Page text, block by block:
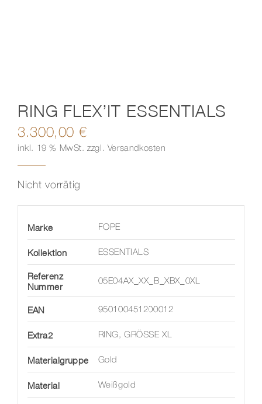
RING FLEX’IT ESSENTIALS
3.300,00 €
inkl. 19 % MwSt. zzgl. Versandkosten
Nicht vorrätig
Marke FOPE
Kollektion ESSENTIALS
Referenz
Nummer
05E04AX_XX_B_XBX_0XL
EAN 950100451200012
Extra2 RING, GRÖSSE XL
Materialgruppe Gold
Material Weißgold